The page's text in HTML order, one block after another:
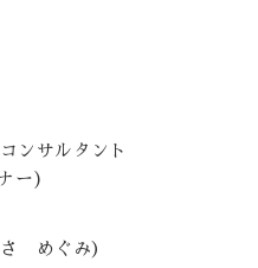
ンサルタント
ー)
めぐみ）